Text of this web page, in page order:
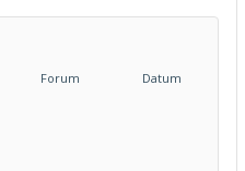
Forum Datum